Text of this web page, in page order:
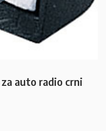
auto radio crni